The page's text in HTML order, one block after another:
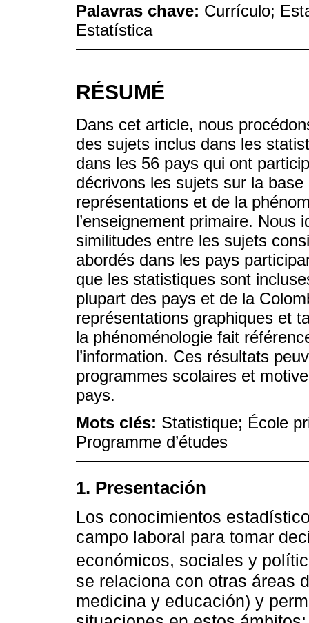
Palavras chave: Currículo;
Estatística
RÉSUMÉ
Dans cet article, nous
des sujets inclus dans les
dans les 56 pays qui ont
décrivons les sujets sur la
représentations et de la
l’enseignement primaire. Nous
similitudes entre les sujets
abordés dans les pays
que les statistiques sont
plupart des pays et de la
représentations graphiques et
la phénoménologie fait
l’information. Ces résultats
programmes scolaires et
pays.
Mots clés: Statistique; École
Programme d’études
1. Presentación
Los conocimientos
campo laboral para tomar
económicos, sociales y
se relaciona con otras áreas
medicina y educación) y